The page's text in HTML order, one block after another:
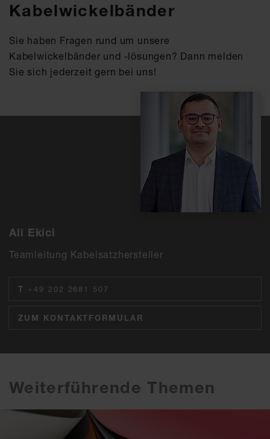
Kabelwickelbänder
Sie haben Fragen rund um unsere
Kabelwickelbänder und -lösungen? Dann melden
Sie sich jederzeit gern bei uns!
Ali Ekici
Teamleitung Kabelsatzhersteller
T +49 202 2681 507
ZUM KONTAKTFORMULAR
Weiterführende Themen